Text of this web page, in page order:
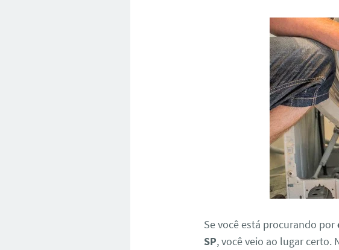
Se você está procurando por
SP, você veio ao lugar certo.